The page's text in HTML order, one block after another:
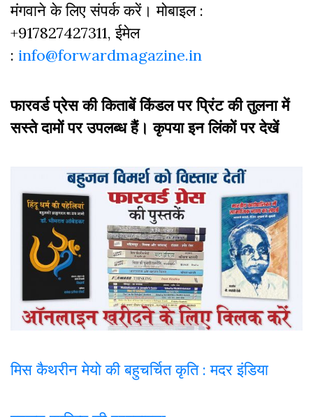
मंगवाने के लिए संपर्क करें। मोबाइल :
+917827427311, ईमेल
: info@forwardmagazine.in
फारवर्ड प्रेस की किताबें किंडल पर प्रिंट की तुलना में
सस्ते दामों पर उपलब्ध हैं। कृपया इन लिंकों पर देखें
मिस कैथरीन मेयो की बहुचर्चित कृति : मदर इंडिया